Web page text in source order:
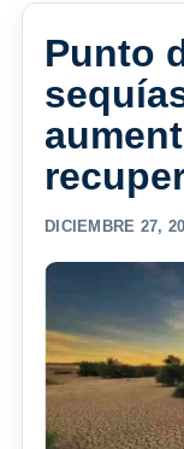
Punto
DICIEMBRE 27,